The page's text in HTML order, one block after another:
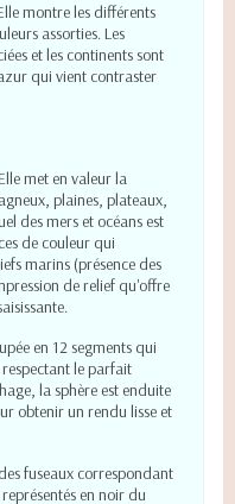
montre les différents
assorties. Les
et les continents sont
qui vient contraster
met en valeur la
plaines, plateaux,
des mers et océans est
de couleur qui
marins (présence des
de relief qu'offre
en 12 segments qui
le parfait
la sphère est enduite
obtenir un rendu lisse et
fuseaux correspondant
en noir du